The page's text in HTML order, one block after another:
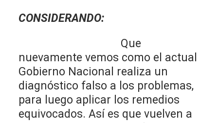
CONSIDERANDO:
Que
nuevamente vemos como el actual
Gobierno Nacional realiza un
diagnóstico falso a los problemas,
para luego aplicar los remedios
equivocados. Así es que vuelven a